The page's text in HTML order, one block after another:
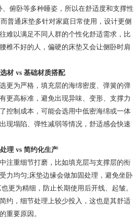
俯卧等多种睡姿，所以在舒适度和支撑性
而普通床垫多针对家庭日常使用，设计更侧
难以满足不同人群的个性化舒适需求，比
椎不好的人，偏硬的床垫又会让侧卧时肩
材 vs 基础材质搭配
为严格，填充层的海绵密度、弹簧的弹
更高标准，避免出现异味、变形、支撑力
控制成本，可能会选用中低密海绵或一体
现塌陷、弹性减弱等情况，舒适感会快速
理 vs 简约化生产
重细节打磨，比如填充层与支撑层的衔
力均匀;床垫边缘会做加固处理，避免坐卧
更为精细，防止长期使用后开线、起皱。
约，细节处理上较少投入，这也是其舒适
重要原因。